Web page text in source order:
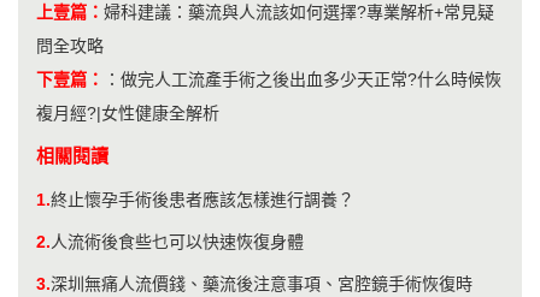
上壹篇： 婦科建議：藥流與人流該如何選擇?專業解析+常見疑
問全攻略
下壹篇：
： 做完人工流產手術之後出血多少天正常?什么時候恢
複月經?|女性健康全解析
相關閱讀
1.終止懷孕手術後患者應該怎樣進行調養？
2.人流術後食些乜可以快速恢復身體
3.深圳無痛人流價錢、藥流後注意事項、宮腔鏡手術恢復時